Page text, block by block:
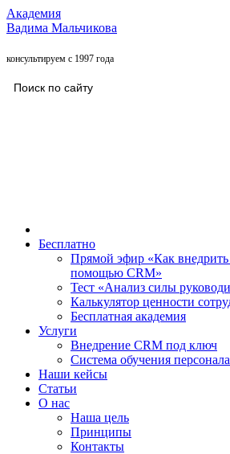
Академия
Вадима Мальчикова
консультируем с 1997 года
Бесплатно
Прямой эфир «Как внедрить
помощью CRM»
Тест «Анализ силы
Калькулятор ценности
Бесплатная академия
Услуги
Внедрение CRM под ключ
Система обучения
Наши кейсы
Статьи
О нас
Наша цель
Принципы
Контакты